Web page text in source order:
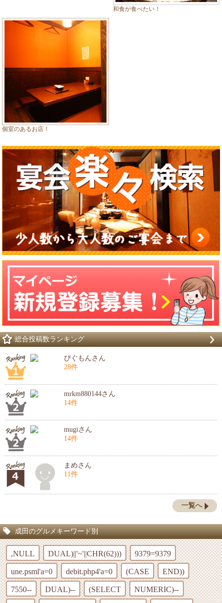
和食が食べたい！
個室のあるお店！
総合投稿数ランキング
ぴぐもんさん
28件
mrkm880144さん
14件
mugiさん
14件
まめさん
11件
一覧へ
成田のグルメキーワード別
,NULL DUAL)||'~'||CHR(62))) 9379=9379
une.psml'a=0 debit.php4'a=0 (CASE END))
7550-- DUAL)-- (SELECT NUMERIC)--